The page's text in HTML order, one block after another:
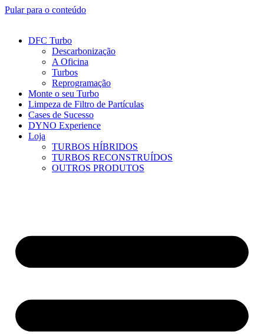
Pular para o conteúdo
DFC Turbo
Descarbonização
A Oficina
Turbos
Reprogramação
Monte o seu Turbo
Limpeza de Filtro de Partículas
Cases de Sucesso
DYNO Experience
Loja
TURBOS HÍBRIDOS
TURBOS RECONSTRUÍDOS
OUTROS PRODUTOS